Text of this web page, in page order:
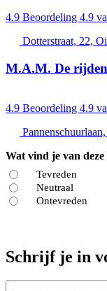
4.9 Beoordeling 4.9
Dotterstraat, 22,
M.A.M. De
4.9 Beoordeling 4.9
Wat vind je van deze
Tevreden
Neutraal
Ontevreden
Schrijf je in